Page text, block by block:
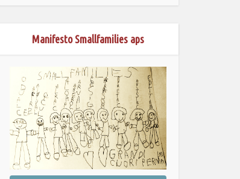
Manifesto Smallfamilies aps